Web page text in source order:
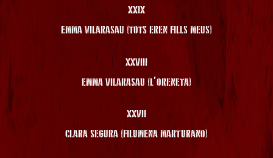
XXIX
EMMA VILARASAU (TOTS EREN FILLS MEUS)
XXVIII
EMMA VILARASAU (L’ORENETA)
XXVII
CLARA SEGURA (FILUMENA MARTURANO)